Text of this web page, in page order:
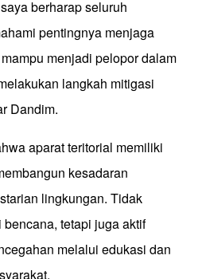
berharap seluruh
pentingnya menjaga
menjadi pelopor dalam
langkah mitigasi
Dandim.
aparat teritorial memiliki
kesadaran
lingkungan. Tidak
tetapi juga aktif
melalui edukasi dan